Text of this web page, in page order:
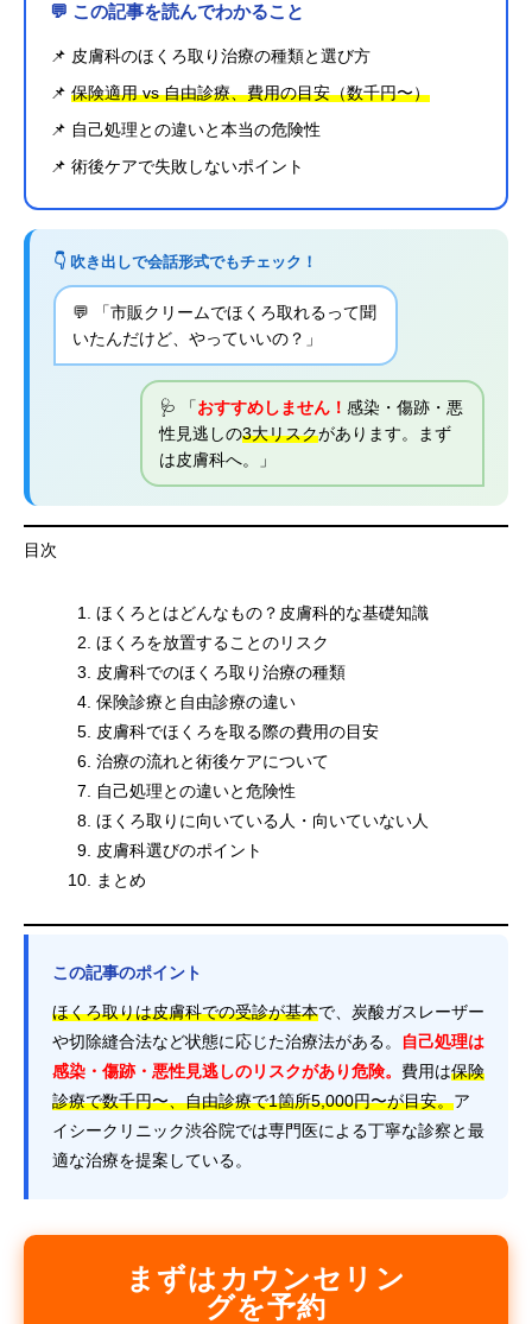
💬 この記事を読んでわかること
📌 皮膚科のほくろ取り治療の種類と選び方
📌 保険適用 vs 自由診療、費用の目安（数千円〜）
📌 自己処理との違いと本当の危険性
📌 術後ケアで失敗しないポイント
👇 吹き出しで会話形式でもチェック！
💬 「市販クリームでほくろ取れるって聞
いたんだけど、やっていいの？」
🩺 「おすすめしません！ 感染・傷跡・悪
性見逃しの3大リスクがあります。まず
は皮膚科へ。」
目次
ほくろとはどんなもの？皮膚科的な基礎知識
ほくろを放置することのリスク
皮膚科でのほくろ取り治療の種類
保険診療と自由診療の違い
皮膚科でほくろを取る際の費用の目安
治療の流れと術後ケアについて
自己処理との違いと危険性
ほくろ取りに向いている人・向いていない人
皮膚科選びのポイント
まとめ
この記事のポイント
ほくろ取りは皮膚科での受診が基本で、炭酸ガスレーザー
や切除縫合法など状態に応じた治療法がある。
自己処理は
感染・傷跡・悪性見逃しのリスクがあり危険。 費用は保険
診療で数千円〜、自由診療で1箇所5,000円〜が目安。ア
イシークリニック渋谷院では専門医による丁寧な診察と最
適な治療を提案している。
まずはカウンセリン
グを予約